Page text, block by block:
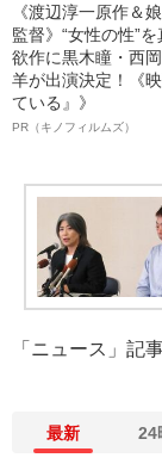
《渡辺淳一原作＆
監督》“女性の性”
欲作に黒木瞳・西
羊が出演決定！《
ている』》
PR（キノフィルムズ）
「ニュース」記
最新 24